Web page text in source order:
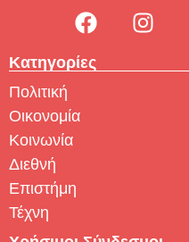
Κατηγορίες
Πολιτική
Οικονομία
Κοινωνία
Διεθνή
Επιστήμη
Τέχνη